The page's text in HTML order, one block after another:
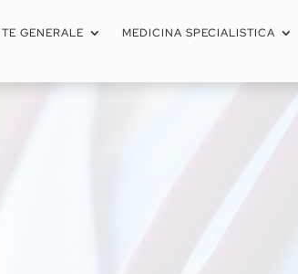
GENERALE
MEDICINA SPECIALISTICA